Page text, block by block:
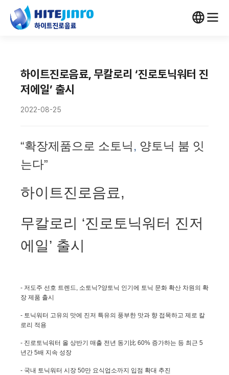
하이트진로음료, 무칼로리 ‘진로토닉워터 진
저에일’ 출시
2022-08-25
“확장제품으로 소토닉, 양토닉 붐 잇
는다”
하이트진로음료,
무칼로리 ‘진로토닉워터 진저
에일’ 출시
- 저도주 선호 트렌드, 소토닉?양토닉 인기에 토닉 문화 확산 차원의 확
장 제품 출시
- 토닉워터 고유의 맛에 진저 특유의 풍부한 맛과 향 접목하고 제로 칼
로리 적용
- 진로토닉워터 올 상반기 매출 전년 동기 比 60% 증가하는 등 최근 5
년간 5배 지속 성장
- 국내 토닉워터 시장 50만 요식업소까지 입점 확대 추진